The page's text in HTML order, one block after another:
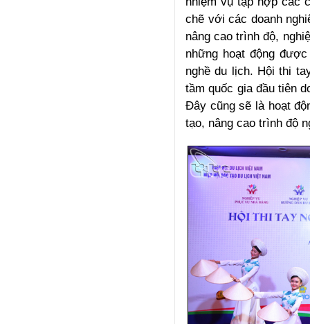
chẽ với các doanh
nâng cao trình độ,
những hoạt động
nghề du lịch. Hội thi
tầm quốc gia đầu tiên
Đây cũng sẽ là hoạt
tạo, nâng cao trình độ